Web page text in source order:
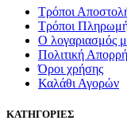
Τρόποι
Τρόποι
Ο λογαριασμός
Πολιτική
Όροι χρήσης
Καλάθι Αγορών
ΚΑΤΗΓΟΡΙΕΣ